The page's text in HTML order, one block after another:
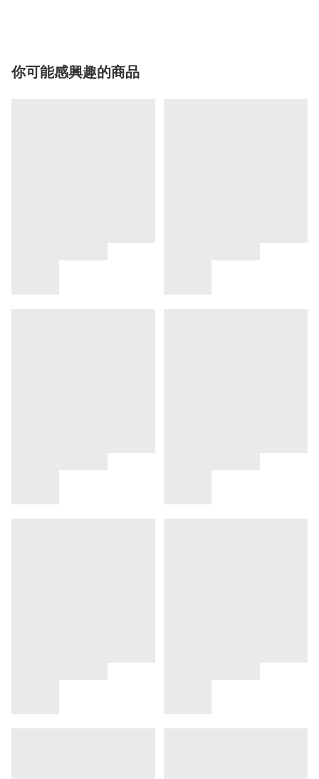
你可能感興趣的商品